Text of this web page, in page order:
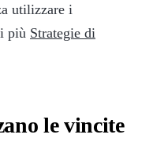
utilizzare i
più Strategie di
le vincite